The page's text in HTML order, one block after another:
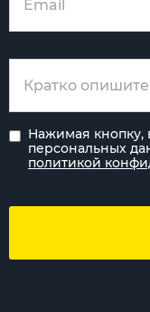
Нажимая кнопку,
персональных
политикой